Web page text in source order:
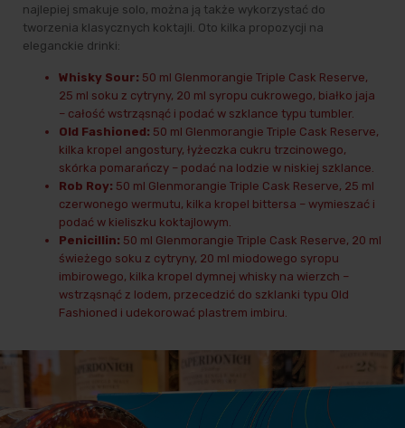
najlepiej smakuje solo, można ją także wykorzystać do
tworzenia klasycznych koktajli. Oto kilka propozycji na
eleganckie drinki:
Whisky Sour: 50 ml Glenmorangie Triple Cask Reserve,
25 ml soku z cytryny, 20 ml syropu cukrowego, białko jaja
– całość wstrząsnąć i podać w szklance typu tumbler.
Old Fashioned: 50 ml Glenmorangie Triple Cask Reserve,
kilka kropel angostury, łyżeczka cukru trzcinowego,
skórka pomarańczy – podać na lodzie w niskiej szklance.
Rob Roy: 50 ml Glenmorangie Triple Cask Reserve, 25 ml
czerwonego wermutu, kilka kropel bittersa – wymieszać i
podać w kieliszku koktajlowym.
Penicillin: 50 ml Glenmorangie Triple Cask Reserve, 20 ml
świeżego soku z cytryny, 20 ml miodowego syropu
imbirowego, kilka kropel dymnej whisky na wierzch –
wstrząsnąć z lodem, przecedzić do szklanki typu Old
Fashioned i udekorować plastrem imbiru.